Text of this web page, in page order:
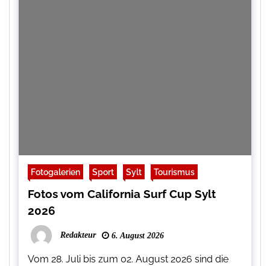
Fotogalerien Sport Sylt Tourismus
Fotos vom California Surf Cup Sylt
2026
Redakteur 6. August 2026
Vom 28. Juli bis zum 02. August 2026 sind die